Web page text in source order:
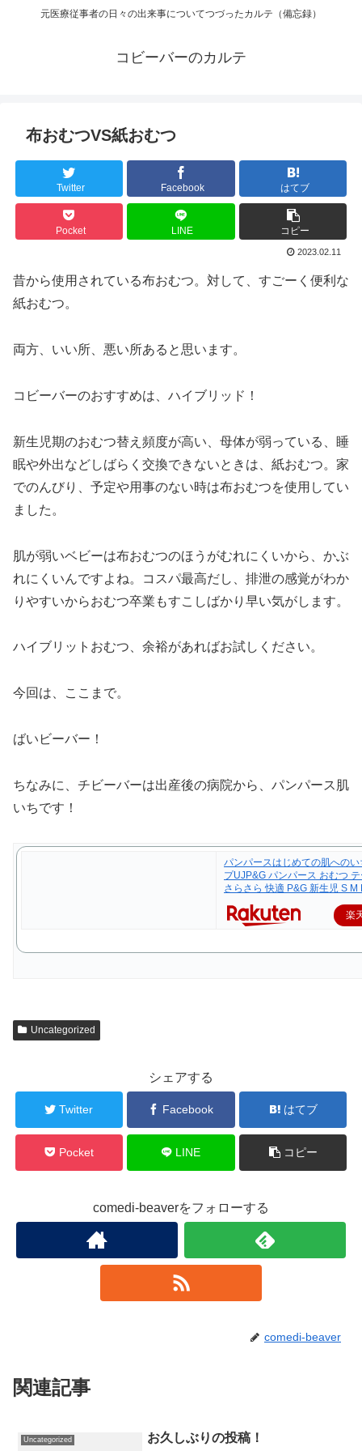
元医療従事者の日々の出来事についてつづったカルテ（備忘録）
コビーバーのカルテ
布おむつVS紙おむつ
Twitter Facebook はてブ
Pocket LINE コピー
2023.02.11
昔から使用されている布おむつ。対して、すごーく便利な
紙おむつ。
両方、いい所、悪い所あると思います。
コビーバーのおすすめは、ハイブリッド！
新生児期のおむつ替え頻度が高い、母体が弱っている、睡
眠や外出などしばらく交換できないときは、紙おむつ。家
でのんびり、予定や用事のない時は布おむつを使用してい
ました。
肌が弱いベビーは布おむつのほうがむれにくいから、かぶ
れにくいんですよね。コスパ最高だし、排泄の感覚がわか
りやすいからおむつ卒業もすこしばかり早い気がします。
ハイブリットおむつ、余裕があればお試しください。
今回は、ここまで。
ばいビーバー！
ちなみに、チビーバーは出産後の病院から、パンパース肌
いちです！
パンパースはじめての肌への
プUJP&G パンパース おむつ
さらさら 快適 P&G 新生児 S M
楽
Uncategorized
シェアする
Twitter Facebook はてブ
Pocket LINE コピー
comedi-beaverをフォローする
comedi-beaver
関連記事
Uncategorized お久しぶりの投稿！